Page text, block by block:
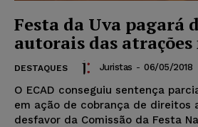
Festa da Uva pagará
autorais das
DESTAQUES Juristas - 06/05/2018
O ECAD conseguiu sentença
em ação de cobrança de direitos
desfavor da Comissão da Festa